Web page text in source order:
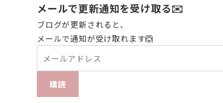
メールで更新通知を受け取る✉️
ブログが更新されると、
メールで通知が受け取れます🙆
購読